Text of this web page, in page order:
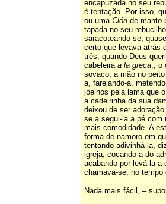
encapuzada no seu
é tentação. Por isso,
ou uma Clóri de manto
tapada no seu
saracoteando-se,
certo que levava atrás
três, quando Deus
cabeleira a la greca,, o
sovaco, a mão no
a, farejando-a,
joelhos pela lama que
a cadeirinha da sua
deixou de ser
se a segui-la a pé com
mais comodidade. A
forma de namoro em
tentando adivinhá-la,
igreja, cocando-a do
acabando por levá-la a
chamava-se, no
Nada mais fácil, –